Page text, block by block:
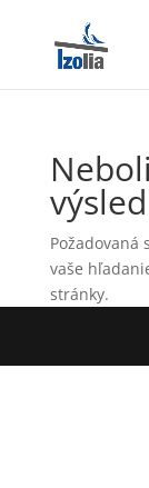
Požadovaná
vaše
stránky.